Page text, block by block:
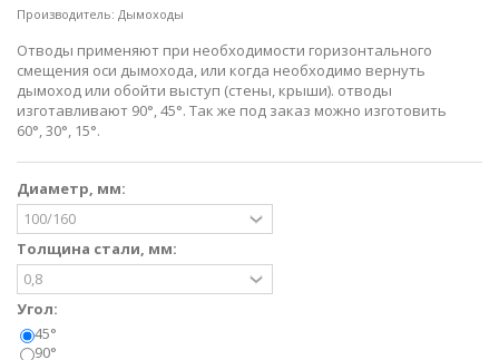
Производитель: Дымоходы
Отводы применяют при необходимости горизонтального
смещения оси дымохода, или когда необходимо вернуть
дымоход или обойти выступ (стены, крыши). отводы
изготавливают 90°, 45°. Так же под заказ можно изготовить
60°, 30°, 15°.
Диаметр, мм:
Толщина стали, мм:
Угол:
45°
90°